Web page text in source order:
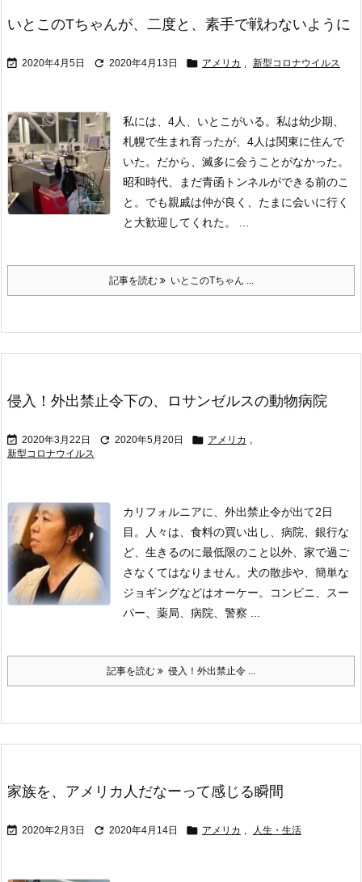
いとこのTちゃんが、二度と、素手で戦わないように
 2020年4月5日  2020年4月13日  アメリカ , 新型コロナウイルス
私には、4人、いとこがいる。私は幼少期、
札幌で生まれ育ったが、4人は関東に住んで
いた。だから、滅多に会うことがなかった。
昭和時代、まだ青函トンネルができる前のこ
と。でも親戚は仲が良く、たまに会いに行く
と大歓迎してくれた。
...
記事を読む いとこのTちゃん ...
侵入！外出禁止令下の、ロサンゼルスの動物病院
 2020年3月22日  2020年5月20日  アメリカ ,
新型コロナウイルス
カリフォルニアに、外出禁止令が出て2日
目。人々は、食料の買い出し、病院、銀行な
ど、生きるのに最低限のこと以外、家で過ご
さなくてはなりません。犬の散歩や、簡単な
ジョギングなどはオーケー。
コンビニ、スー
パー、薬局、病院、警察 ...
記事を読む 侵入！外出禁止令 ...
家族を、アメリカ人だなーって感じる瞬間
 2020年2月3日  2020年4月14日  アメリカ , 人生・生活